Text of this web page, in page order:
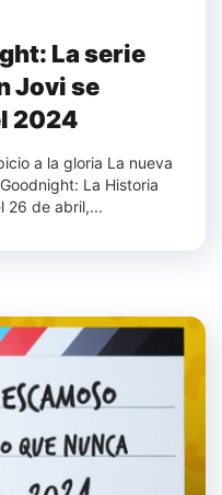
La serie
Jovi se
2024
a la gloria La nueva
La Historia
26 de abril,...